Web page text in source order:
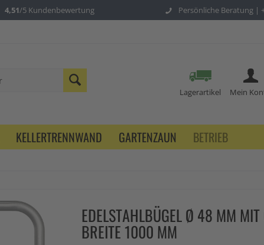
4,51/5 Kundenbewertung Persönliche Beratung |
Mein
Lagerartikel
KELLERTRENNWAND GARTENZAUN BETRIEB
EDELSTAHLBÜGEL Ø 48 MM MIT
BREITE 1000 MM